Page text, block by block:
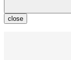
close